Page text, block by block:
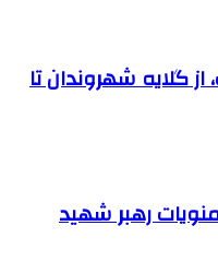
گلایه شهروندان تا
رهبر شهید